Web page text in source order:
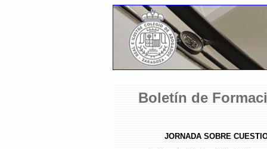
Boletín de
JORNADA SOBRE